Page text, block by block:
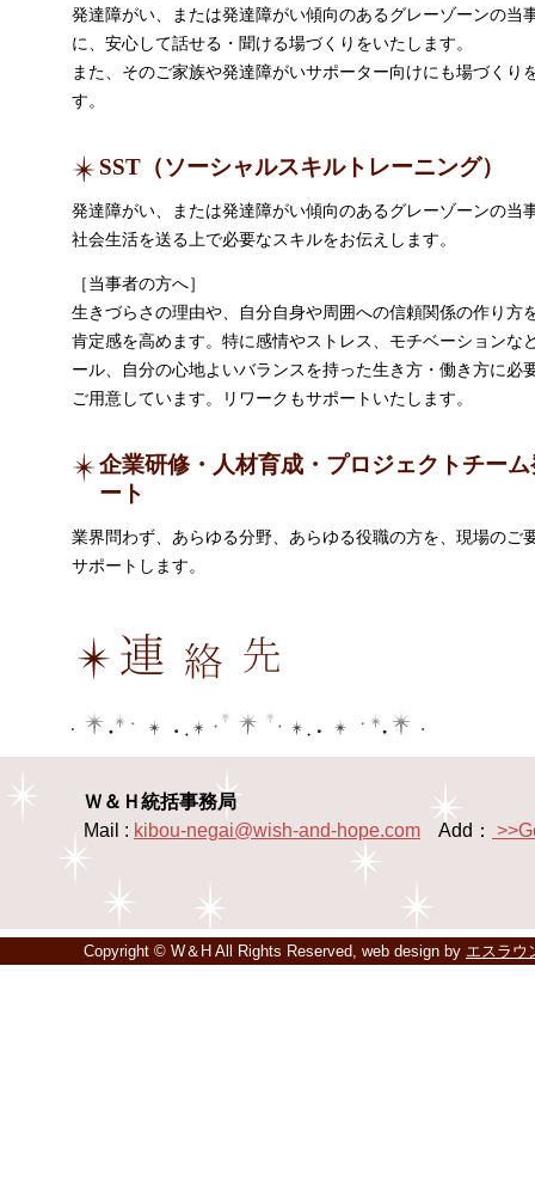
発達障がい、または発達障がい傾向のあるグレーゾーンの当
に、安心して話せる・聞ける場づくりをいたします。
また、そのご家族や発達障がいサポーター向けにも場づくり
す。
SST（ソーシャルスキルトレーニング）
発達障がい、または発達障がい傾向のあるグレーゾーンの当
社会生活を送る上で必要なスキルをお伝えします。
［当事者の方へ］
生きづらさの理由や、自分自身や周囲への信頼関係の作り方
肯定感を高めます。特に感情やストレス、モチベーションな
ール、自分の心地よいバランスを持った生き方・働き方に必
ご用意しています。リワークもサポートいたします。
企業研修・人材育成・プロジェクトチー
ート
業界問わず、あらゆる分野、あらゆる役職の方を、現場のご
サポートします。
Ｗ＆Ｈ統括事務局
Mail : kibou-negai@wish-and-hope.com Add：
Copyright © W＆H All Rights Reserved, web design by エスラウ